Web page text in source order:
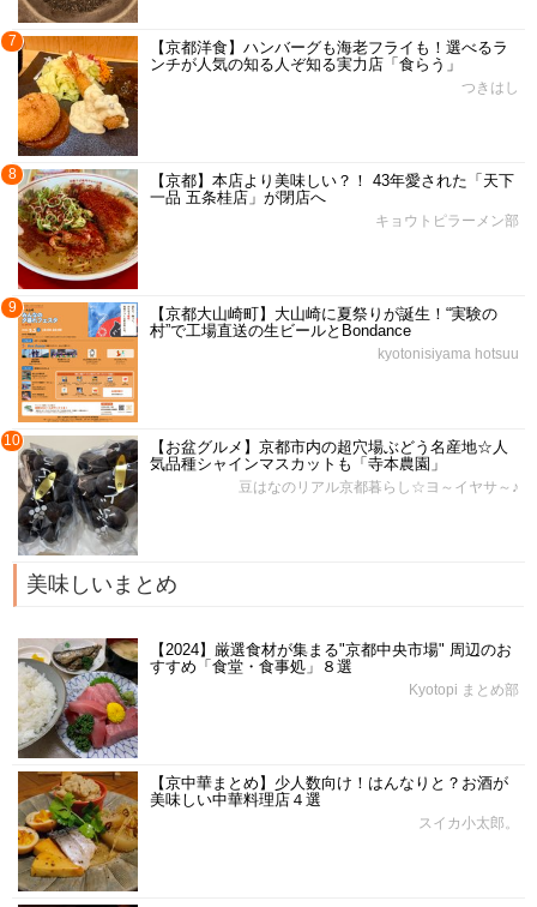
7
【京都洋食】ハンバーグも海老フライも！選べるラ
ンチが人気の知る人ぞ知る実力店「食らう」
つきはし
8
【京都】本店より美味しい？！ 43年愛された「天下
一品 五条桂店」が閉店へ
キョウトピラーメン部
9
【京都大山崎町】大山崎に夏祭りが誕生！“実験の
村”で工場直送の生ビールとBondance
kyotonisiyama hotsuu
10
【お盆グルメ】京都市内の超穴場ぶどう名産地☆人
気品種シャインマスカットも「寺本農園」
豆はなのリアル京都暮らし☆ヨ～イヤサ～♪
美味しいまとめ
【2024】厳選食材が集まる"京都中央市場" 周辺のお
すすめ「食堂・食事処」８選
Kyotopi まとめ部
【京中華まとめ】少人数向け！はんなりと？お酒が
美味しい中華料理店４選
スイカ小太郎。